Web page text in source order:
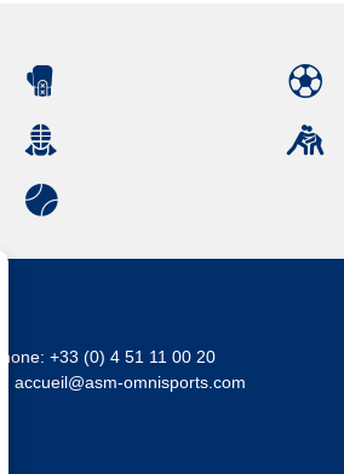
+33 (0) 4 51 11 00 20
accueil@asm-omnisports.com